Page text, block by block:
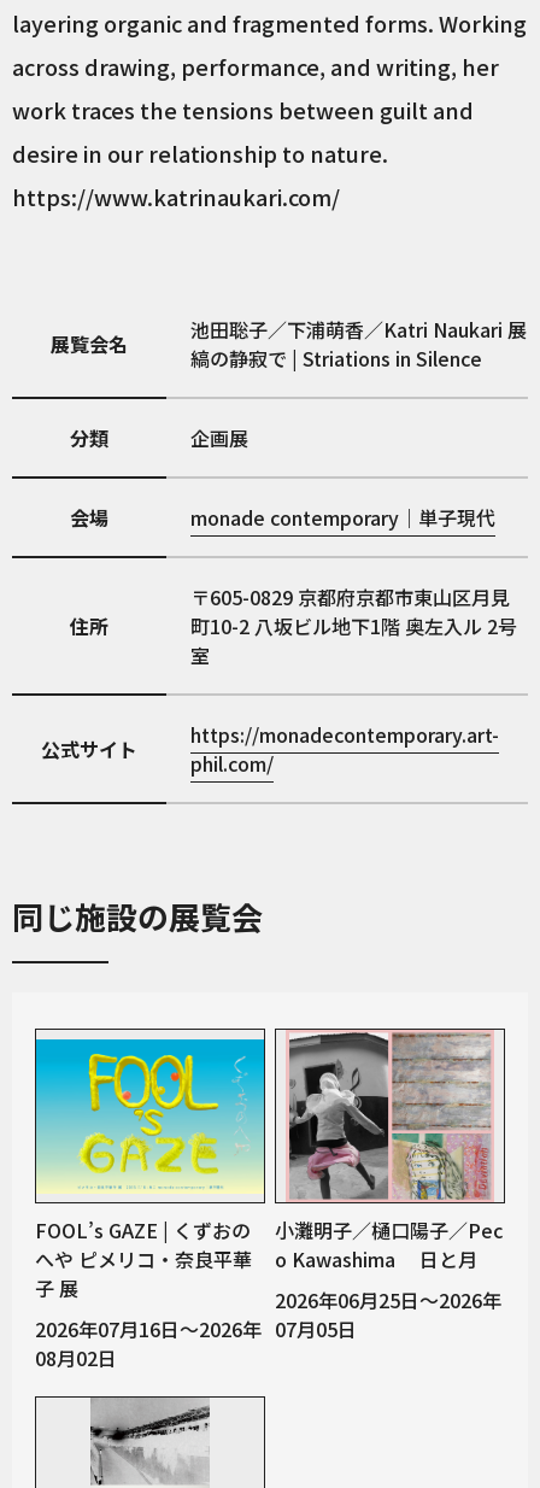
layering organic and fragmented forms. Working
across drawing, performance, and writing, her
work traces the tensions between guilt and
desire in our relationship to nature.
https://www.katrinaukari.com/
展覧会名
池田聡子／下浦萌香／Katri Naukari 展
縞の静寂で | Striations in Silence
分類 企画展
会場 monade contemporary｜単子現代
住所
605-0829 京都府京都市東山区月見
町10-2 八坂ビル地下1階 奥左入ル 2号
室
公式サイト
https://monadecontemporary.art-
phil.com/
同じ施設の展覧会
FOOL’s GAZE | くずおの
へや ピメリコ・奈良平華
子 展
2026年07月16日～2026年
08月02日
小灘明子／樋口陽子／Pec
o Kawashima 日と月
2026年06月25日～2026年
07月05日